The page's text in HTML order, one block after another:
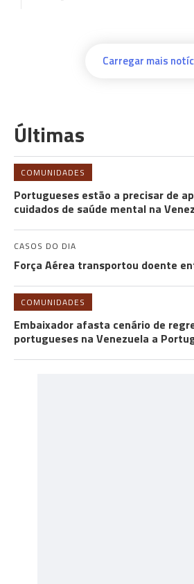
Carregar mais
Últimas
COMUNIDADES
Portugueses estão a precisar de
cuidados de saúde mental na
CASOS DO DIA
Força Aérea transportou doente
COMUNIDADES
Embaixador afasta cenário de
portugueses na Venezuela a